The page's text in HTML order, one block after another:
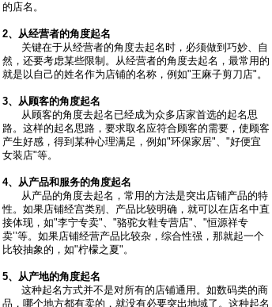
的店名。
2、从经营者的角度起名
关键在于从经营者的角度去起名时，必须做到巧妙、自
然，还要考虑某些限制。从经营者的角度去起名，最常用的
就是以自己的姓名作为店铺的名称，例如"王麻子剪刀店"。
3、从顾客的角度起名
从顾客的角度去起名已经成为众多店家首选的起名思
路。这样的起名思路，要求取名应符合顾客的需要，使顾客
产生好感，得到某种心理满足，例如"环保家居"、"好便宜
女装店"等。
4、从产品和服务的角度起名
从产品的角度去起名，常用的方法是突出店铺产品的特
性。如果店铺经宫类别、产品比较明确，就可以在店名中直
接体现，如"李宁专卖"、"骆驼女鞋专营店"、"恒源祥专
卖’’等。如果店铺经营产品比较杂，综合性强，那就起一个
比较抽象的，如"柠檬之夏"。
5、从产地的角度起名
这种起名方式并不是对所有的店铺通用。如数码类的商
品，哪个地方都有卖的，就没有必要突出地域了。这种起名